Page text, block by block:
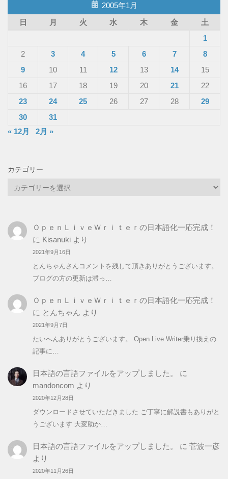
2005年1月
日
月 火 水 木 金
土
1
2
3 4 5 6 7
8
9
10 11 12 13 14
15
16
17 18 19 20 21
22
23
24 25 26 27 28
29
30
31
« 12月
2月 »
カテゴリー
リ
ー
ＯｐｅｎＬｉｖｅＷｒｉｔｅｒの日本語化一応完成！
に Kisanukiより
2021年9月16日
とんちゃんさんコメントを残して頂きありがとうございます。
ブログの方の更新は滞っ…
ＯｐｅｎＬｉｖｅＷｒｉｔｅｒの日本語化一応完成！
に とんちゃん より
2021年9月7日
たいへんありがとうございます。 Open Live Writer乗り換えの
記事に…
日本語の言語ファイルをアップしました。
に
mandoncom より
2020年12月28日
ダウンロードさせていただきました ご丁寧に解説書もありがと
うございます 大変助か…
日本語の言語ファイルをアップしました。 に 菅波一彦
より
2020年11月26日